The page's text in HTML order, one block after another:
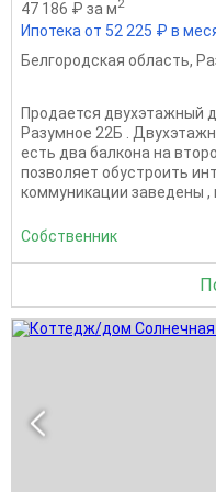
47 186 ₽ за м2
Ипотека от 52 225 ₽ в
Белгородская область,
Продается двухэтажный
Разумное 22Б .
есть два балкона на
позволяет обустроить
коммуникации заведены ,
Собственник